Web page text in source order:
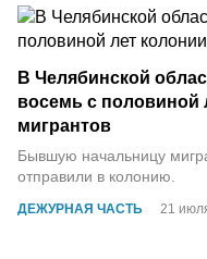
ДЕЖУРНАЯ ЧАСТЬ 21
В Челябинской
восемь с половиной
мигрантов
Бывшую начальницу
отправили в колонию.